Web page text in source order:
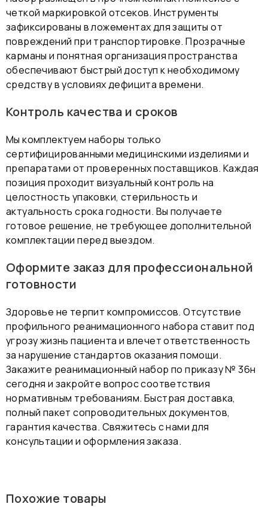
четкой маркировкой отсеков. Инструменты
зафиксированы в ложементах для защиты от
повреждений при транспортировке. Прозрачные
карманы и понятная организация пространства
обеспечивают быстрый доступ к необходимому
средству в условиях дефицита времени.
Контроль качества и сроков
Мы комплектуем наборы только
сертифицированными медицинскими изделиями и
препаратами от проверенных поставщиков. Каждая
позиция проходит визуальный контроль на
целостность упаковки, стерильность и
актуальность срока годности. Вы получаете
готовое решение, не требующее дополнительной
комплектации перед выездом.
Оформите заказ для профессиональной
готовности
Здоровье не терпит компромиссов. Отсутствие
профильного реанимационного набора ставит под
угрозу жизнь пациента и влечет ответственность
за нарушение стандартов оказания помощи.
Закажите реанимационный набор по приказу № 36н
сегодня и закройте вопрос соответствия
нормативным требованиям. Быстрая доставка,
полный пакет сопроводительных документов,
гарантия качества. Свяжитесь с нами для
консультации и оформления заказа.
Похожие товары